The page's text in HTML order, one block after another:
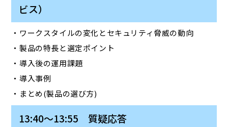
ビス）
・ワークスタイルの変化とセキュリティ脅威の動向
・製品の特長と選定ポイント
・導入後の運用課題
・導入事例
・まとめ(製品の選び方)
13:40～13:55 質疑応答